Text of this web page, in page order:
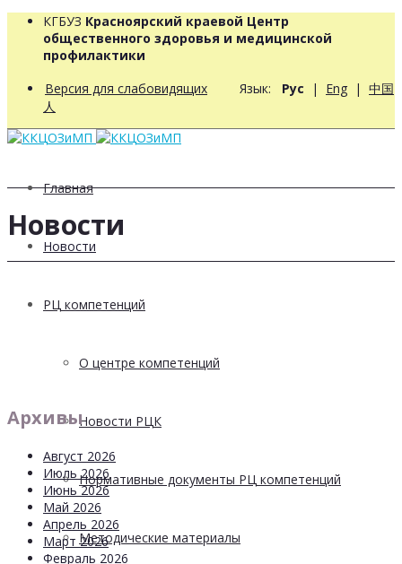
КГБУЗ Красноярский краевой Центр
общественного здоровья и медицинской
профилактики
Версия для слабовидящих Язык: Рус | Eng | 中国
人
Главная
Новости
РЦ компетенций
О центре компетенций
Новости РЦК
Нормативные документы РЦ компетенций
Методические материалы
Новости
Архивы
Август 2026
Июль 2026
Июнь 2026
Май 2026
Апрель 2026
Март 2026
Февраль 2026